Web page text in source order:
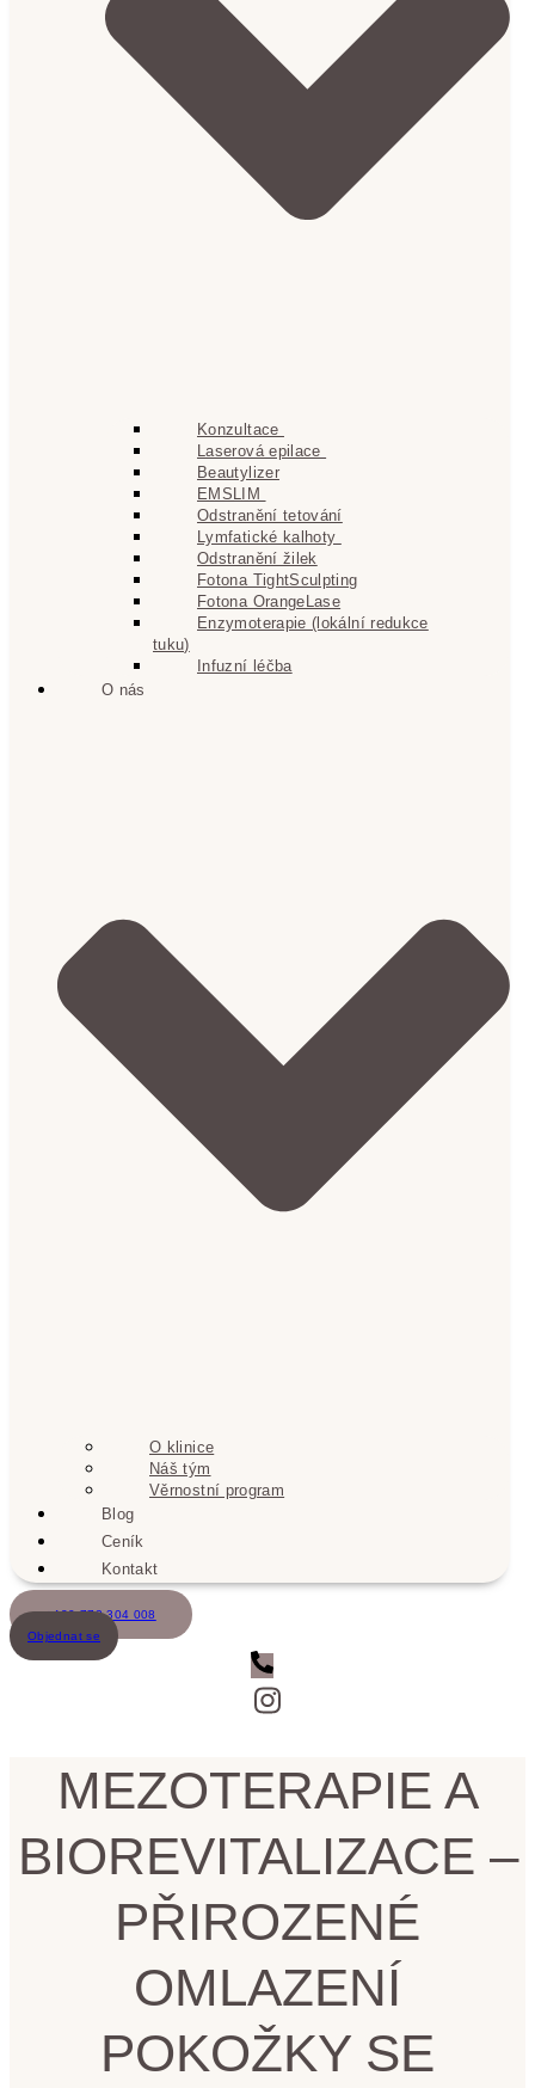
Konzultace
Laserová epilace
Beautylizer
EMSLIM
Odstranění tetování
Lymfatické kalhoty
Odstranění žilek
Fotona TightSculpting
Fotona OrangeLase
Enzymoterapie (lokální redukce
tuku)
Infuzní léčba
O nás
O klinice
Náš tým
Věrnostní program
Blog
Ceník
Kontakt
+420 773 304 008
Objednat se
MEZOTERAPIE A
BIOREVITALIZACE –
PŘIROZENÉ
OMLAZENÍ
POKOŽKY SE